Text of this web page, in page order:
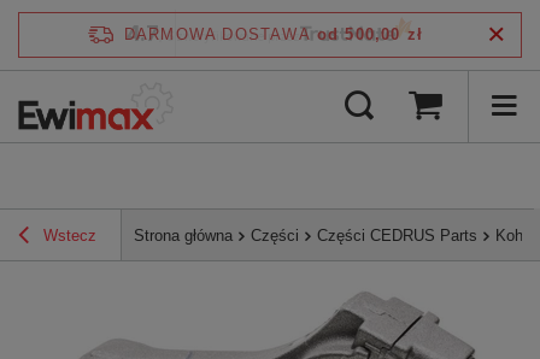
DARMOWA DOSTAWA od 500,00 zł
Wstecz Strona główna Części Części CEDRUS Parts Kohler
4.7/5 zweryfikowane przez